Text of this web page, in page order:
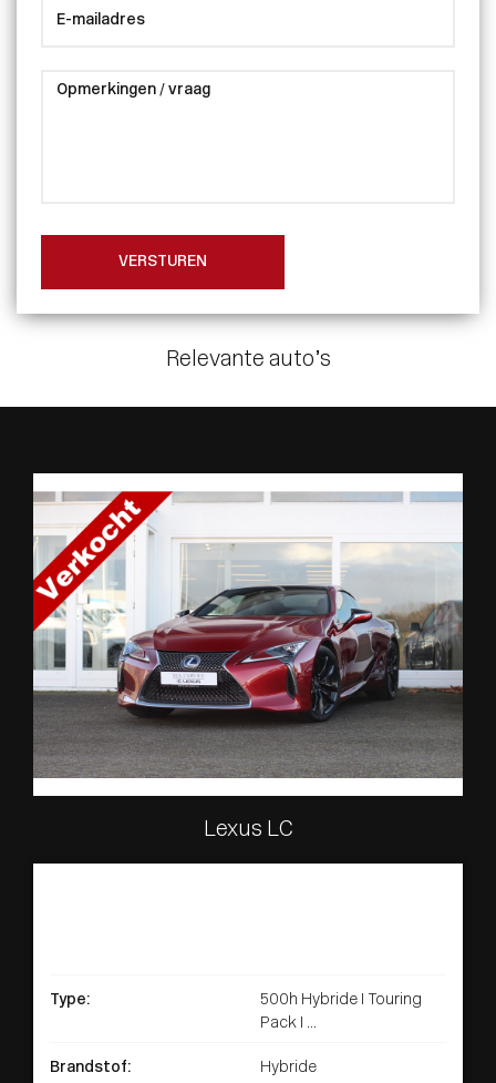
VERSTUREN
Relevante auto’s
Lexus LC
Type:
500h Hybride I Touring
Pack I ...
Brandstof: Hybride